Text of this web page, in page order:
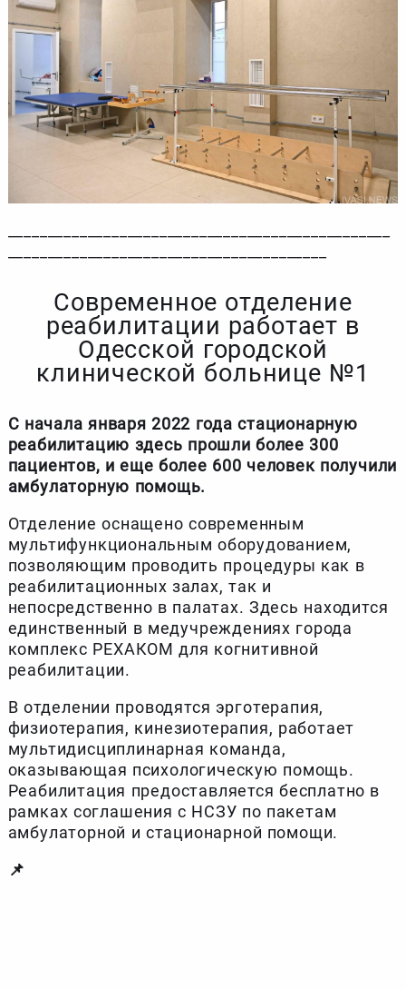
Современное отделение
реабилитации работает в
Одесской городской
клинической больнице №1
С начала января 2022 года стационарную
реабилитацию здесь прошли более 300
пациентов, и еще более 600 человек получили
амбулаторную помощь.
Отделение оснащено современным
мультифункциональным оборудованием,
позволяющим проводить процедуры как в
реабилитационных залах, так и
непосредственно в палатах. Здесь находится
единственный в медучреждениях города
комплекс РЕХАКОМ для когнитивной
реабилитации.
В отделении проводятся эрготерапия,
физиотерапия, кинезиотерапия, работает
мультидисциплинарная команда,
оказывающая психологическую помощь.
Реабилитация предоставляется бесплатно в
рамках соглашения с НСЗУ по пакетам
амбулаторной и стационарной помощи.
📌